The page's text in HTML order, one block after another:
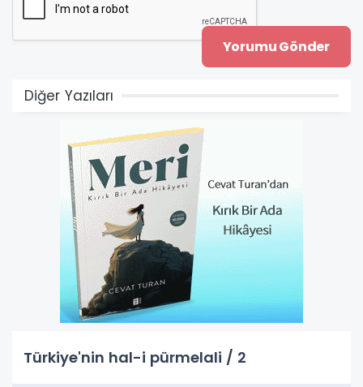
Diğer Yazıları
Türkiye'nin hal-i pürmelali / 2